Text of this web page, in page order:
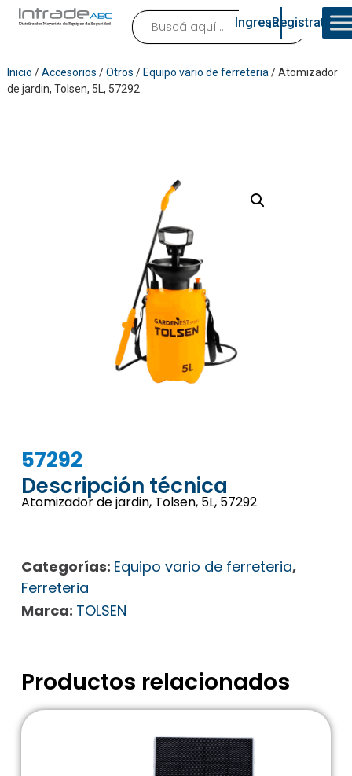
Ingresar¡Registrate!
Inicio /Accesorios /Otros / Equipo vario de ferreteria / Atomizador
de jardin, Tolsen, 5L, 57292
57292
Descripción técnica
Atomizador de jardin, Tolsen, 5L, 57292
Categorías: Equipo vario de ferreteria,
Ferreteria
Marca: TOLSEN
Productos relacionados